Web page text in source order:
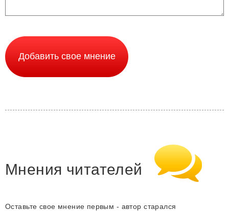
Мнения читателей
Оставьте свое мнение первым - автор старался